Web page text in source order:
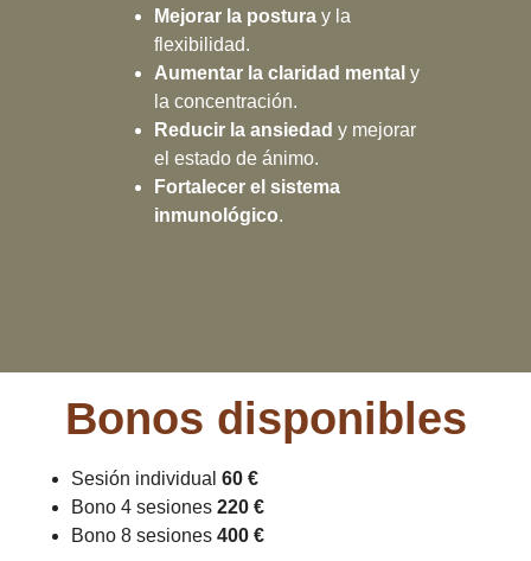
Mejorar la postura y la
flexibilidad.
Aumentar la claridad mental y
la concentración.
Reducir la ansiedad y mejorar
el estado de ánimo.
Fortalecer el sistema
inmunológico.
Bonos disponibles
Sesión individual 60 €
Bono 4 sesiones 220 €
Bono 8 sesiones 400 €